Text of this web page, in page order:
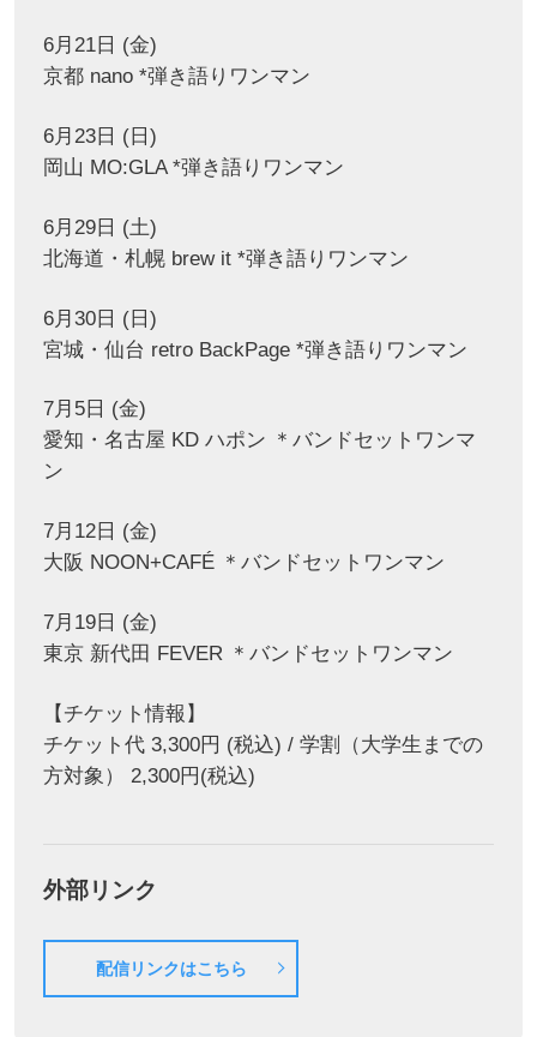
6月21日 (金)
京都 nano *弾き語りワンマン
6月23日 (日)
岡山 MO:GLA *弾き語りワンマン
6月29日 (土)
北海道・札幌 brew it *弾き語りワンマン
6月30日 (日)
宮城・仙台 retro BackPage *弾き語りワンマン
7月5日 (金)
愛知・名古屋 KD ハポン ＊バンドセットワンマ
ン
7月12日 (金)
大阪 NOON+CAFÉ ＊バンドセットワンマン
7月19日 (金)
東京 新代田 FEVER ＊バンドセットワンマン
【チケット情報】
チケット代 3,300円 (税込) / 学割（大学生までの
方対象） 2,300円(税込)
外部リンク
配信リンクはこちら